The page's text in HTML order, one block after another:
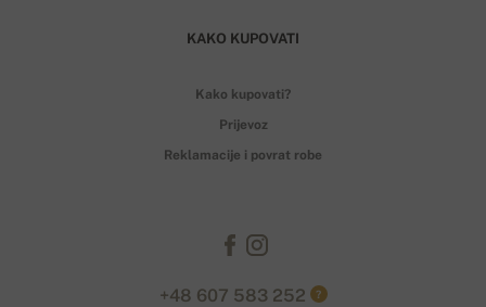
KAKO KUPOVATI
Kako kupovati?
Prijevoz
Reklamacije i povrat robe
+48 607 583 252 ?